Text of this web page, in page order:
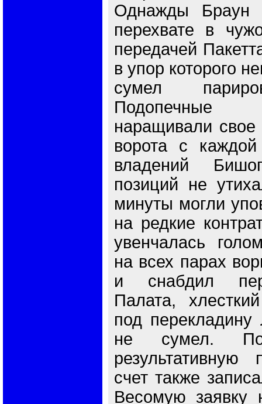
Однажды Браун
перехвате в
передачей
в упор которого
сумел
наращивали
ворота с
владений
позиций не
минуты могли
на редкие
увенчалась
на всех парах
и снабдил
Палата,
под перекладину
не сумел.
счет также
Весомую заявку